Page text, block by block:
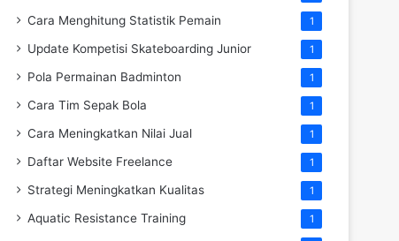
Cara Menghitung Statistik Pemain 1
Update Kompetisi Skateboarding Junior 1
Pola Permainan Badminton 1
Cara Tim Sepak Bola 1
Cara Meningkatkan Nilai Jual 1
Daftar Website Freelance 1
Strategi Meningkatkan Kualitas 1
Aquatic Resistance Training 1